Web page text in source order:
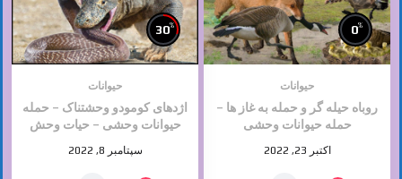
0%
حیوانات
روباه حیله گر و حمله به غاز ها –
حمله حیوانات وحشی
اکتبر 23, 2022
30%
حیوانات
اژدهای کومودو وحشتناک – حمله
حیوانات وحشی – حیات وحش
سپتامبر 8, 2022